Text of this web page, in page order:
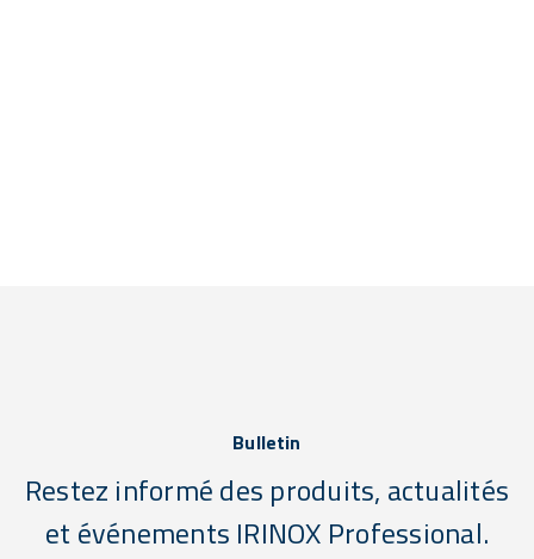
Bulletin
Restez informé des produits, actualités
et événements IRINOX Professional.